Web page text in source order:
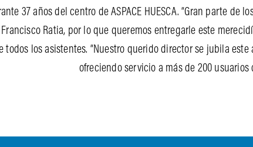
37 años del centro de ASPACE HUESCA. “Gran parte
Ratia, por lo que queremos entregarle este
todos los asistentes. “Nuestro querido director se jubila este
ofreciendo servicio a más de 200 usuarios